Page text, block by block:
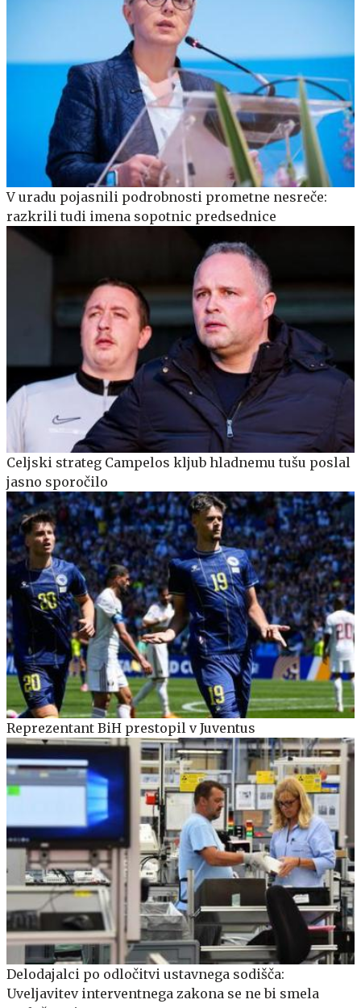
V uradu pojasnili podrobnosti prometne nesreče:
razkrili tudi imena sopotnic predsednice
Celjski strateg Campelos kljub hladnemu tušu poslal
jasno sporočilo
Reprezentant BiH prestopil v Juventus
Delodajalci po odločitvi ustavnega sodišča:
Uveljavitev interventnega zakona se ne bi smela